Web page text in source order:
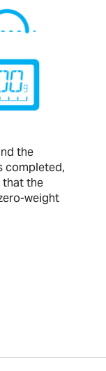
the
completed,
that the
weight